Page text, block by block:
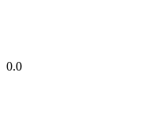
0.0